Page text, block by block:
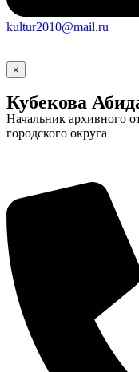
kultur2010@mail.ru
×
Кубекова
Начальник архивного
городского округа